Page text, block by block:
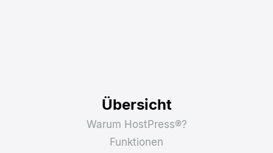
Übersicht
Warum HostPress®?
Funktionen